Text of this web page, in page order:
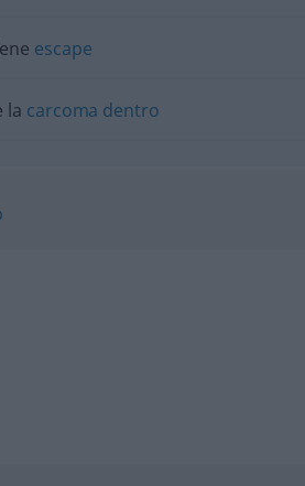
escape
la carcoma dentro